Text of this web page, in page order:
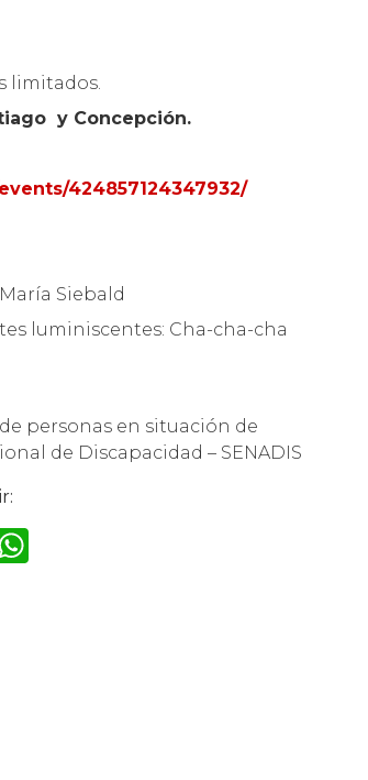
limitados.
y Concepción.
424857124347932/
Siebald
luminiscentes: Cha-cha-cha
personas en situación de
de Discapacidad – SENADIS
W